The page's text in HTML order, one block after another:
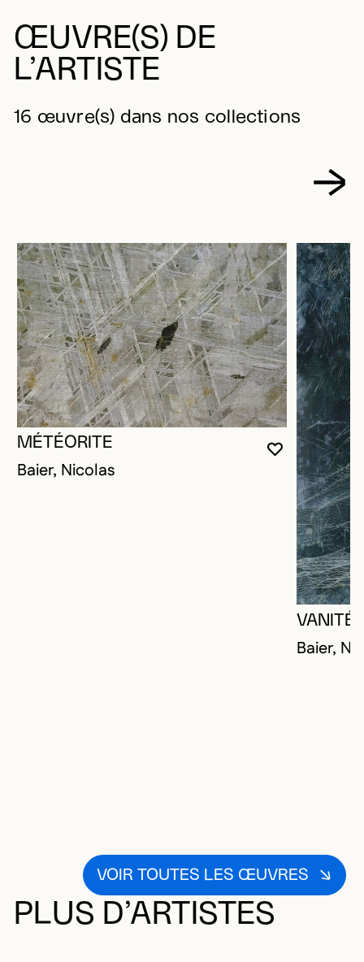
ŒUVRE(S) DE
L’ARTISTE
16 œuvre(s) dans nos collections
VOUS
FERMER
OUVRIR LA
MÉTÉORITE
Baier, Nicolas
VANITÉ
Baier,
VOIR TOUTES LES ŒUVRES
PLUS D’ARTISTES